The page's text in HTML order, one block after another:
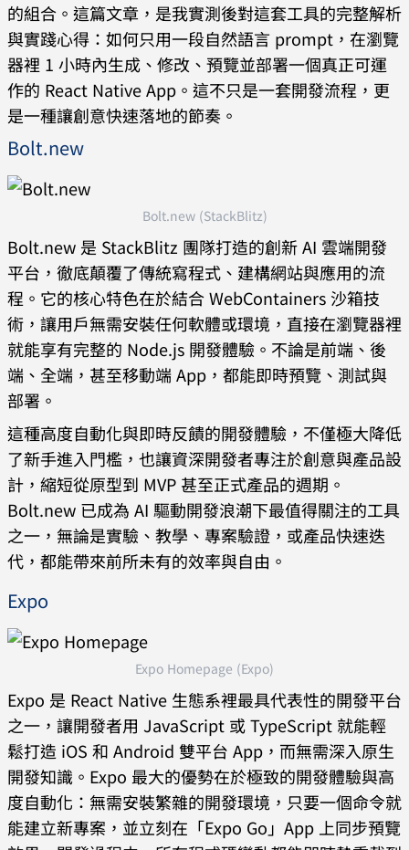
的組合。這篇文章，是我實測後對這套工具的完整解析
與實踐心得：如何只用一段自然語言 prompt，在瀏覽
器裡 1 小時內生成、修改、預覽並部署一個真正可運
作的 React Native App。這不只是一套開發流程，更
是一種讓創意快速落地的節奏。
Bolt.new
Bolt.new (StackBlitz)
Bolt.new 是 StackBlitz 團隊打造的創新 AI 雲端開發
平台，徹底顛覆了傳統寫程式、建構網站與應用的流
程。它的核心特色在於結合 WebContainers 沙箱技
術，讓用戶無需安裝任何軟體或環境，直接在瀏覽器裡
就能享有完整的 Node.js 開發體驗。不論是前端、後
端、全端，甚至移動端 App，都能即時預覽、測試與
部署。
這種高度自動化與即時反饋的開發體驗，不僅極大降低
了新手進入門檻，也讓資深開發者專注於創意與產品設
計，縮短從原型到 MVP 甚至正式產品的週期。
Bolt.new 已成為 AI 驅動開發浪潮下最值得關注的工具
之一，無論是實驗、教學、專案驗證，或產品快速迭
代，都能帶來前所未有的效率與自由。
Expo
Expo Homepage (Expo)
Expo 是 React Native 生態系裡最具代表性的開發平台
之一，讓開發者用 JavaScript 或 TypeScript 就能輕
鬆打造 iOS 和 Android 雙平台 App，而無需深入原生
開發知識。Expo 最大的優勢在於極致的開發體驗與高
度自動化：無需安裝繁雜的開發環境，只要一個命令就
能建立新專案，並立刻在「Expo Go」App 上同步預覽